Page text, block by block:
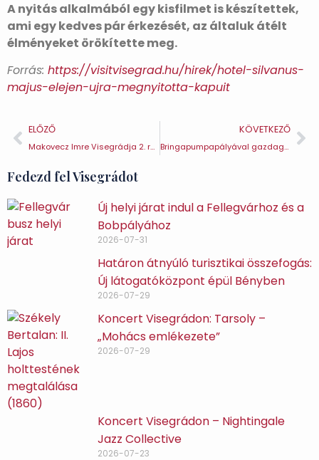
A nyitás alkalmából egy kisfilmet is készítettek,
ami egy kedves pár érkezését, az általuk átélt
élményeket örökítette meg.
Forrás: https://visitvisegrad.hu/hirek/hotel-silvanus-
majus-elejen-ujra-megnyitotta-kapuit
ELŐZŐ
Makovecz Imre Visegrádja 2. rész – Az Erdei Művelődés Háza
KÖVETKEZŐ
Bringapumpapályával gazdagodott Visegrád
Fedezd fel Visegrádot
Új helyi járat indul a Fellegvárhoz és a
Bobpályához
2026-07-31
Határon átnyúló turisztikai összefogás:
Új látogatóközpont épül Bényben
2026-07-29
Koncert Visegrádon: Tarsoly –
„Mohács emlékezete”
2026-07-29
Koncert Visegrádon – Nightingale
Jazz Collective
2026-07-23